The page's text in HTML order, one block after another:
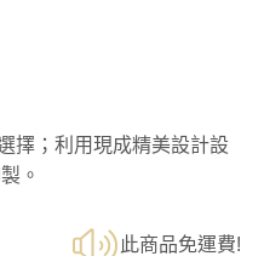
擇；利用現成精美設計設
。
此商品免運費!